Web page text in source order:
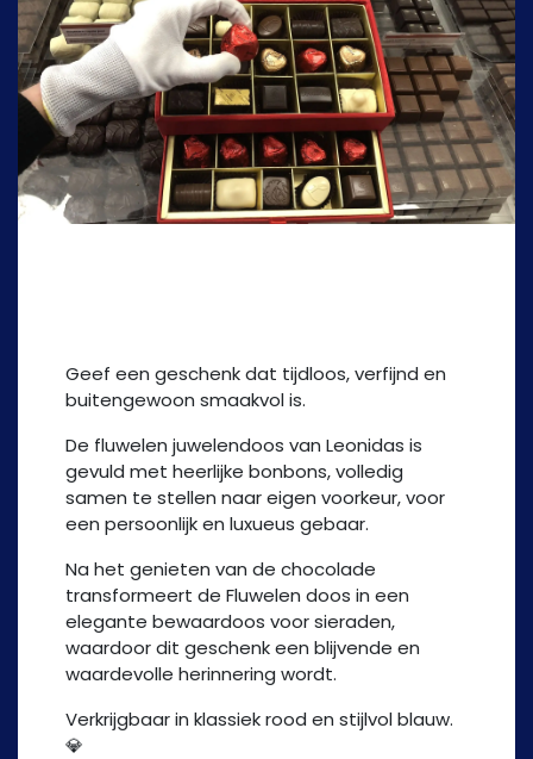
Geef een geschenk dat tijdloos, verfijnd en
buitengewoon smaakvol is.
De fluwelen juwelendoos van Leonidas is
gevuld met heerlijke bonbons, volledig
samen te stellen naar eigen voorkeur, voor
een persoonlijk en luxueus gebaar.
Na het genieten van de chocolade
transformeert de Fluwelen doos in een
elegante bewaardoos voor sieraden,
waardoor dit geschenk een blijvende en
waardevolle herinnering wordt.
Verkrijgbaar in klassiek rood en stijlvol blauw.
💎